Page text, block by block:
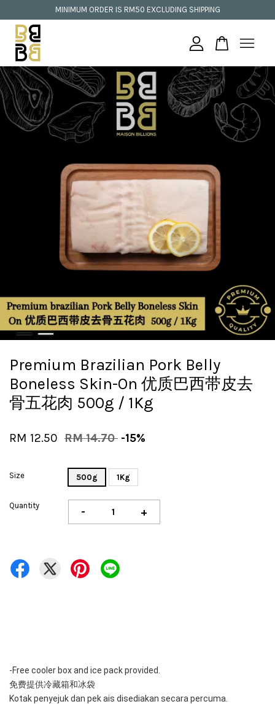
MINIMUM ORDER IS RM50 EXCLUDING SHIPPING
Premium Brazilian Pork Belly
Boneless Skin-On 优质巴西带皮去
骨五花肉 500g / 1Kg
RM 12.50 RM 14.70 -15%
Size 500g 1Kg
Quantity - +
-Free cooler box and ice pack provided.
免费提供冷藏箱和冰袋
Kotak penyejuk dan pek ais disediakan secara percuma.
Your cart is currently empty.
CONTINUE SHOPPING